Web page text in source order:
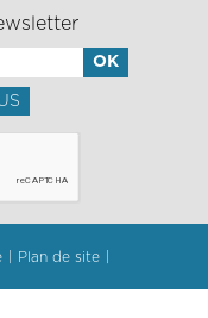
Plan de site